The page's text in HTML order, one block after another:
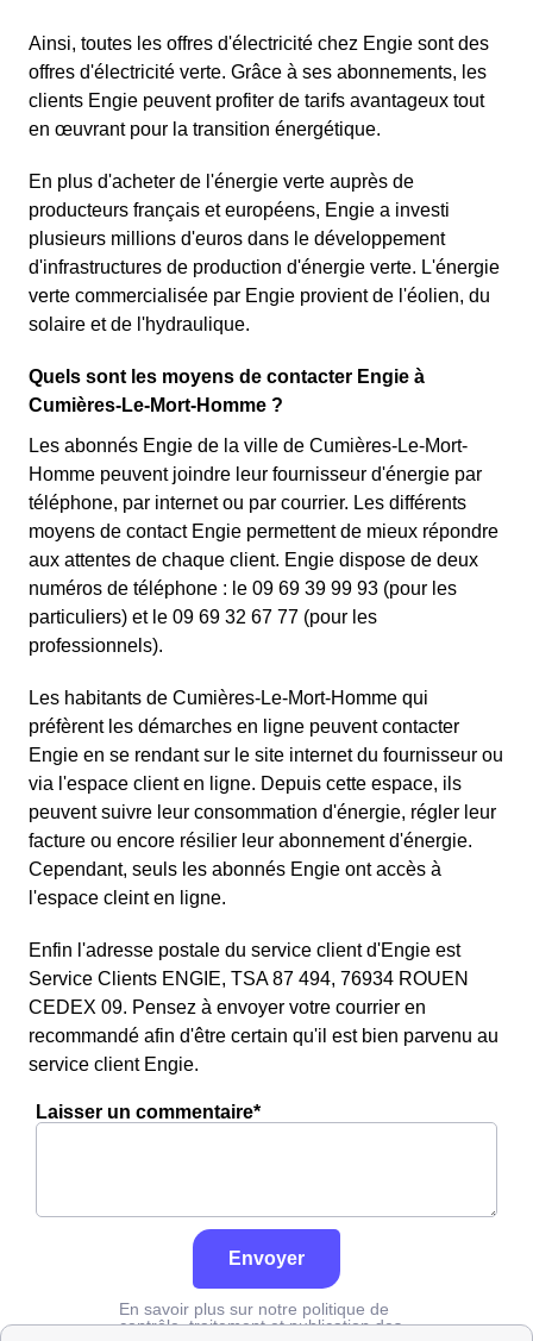
Ainsi, toutes les offres d'électricité chez Engie sont des
offres d'électricité verte. Grâce à ses abonnements, les
clients Engie peuvent profiter de tarifs avantageux tout
en œuvrant pour la transition énergétique.
En plus d'acheter de l'énergie verte auprès de
producteurs français et européens, Engie a investi
plusieurs millions d'euros dans le développement
d'infrastructures de production d'énergie verte. L'énergie
verte commercialisée par Engie provient de l'éolien, du
solaire et de l'hydraulique.
Quels sont les moyens de contacter Engie à
Cumières-Le-Mort-Homme ?
Les abonnés Engie de la ville de Cumières-Le-Mort-
Homme peuvent joindre leur fournisseur d'énergie par
téléphone, par internet ou par courrier. Les différents
moyens de contact Engie permettent de mieux répondre
aux attentes de chaque client. Engie dispose de deux
numéros de téléphone : le 09 69 39 99 93 (pour les
particuliers) et le 09 69 32 67 77 (pour les
professionnels).
Les habitants de Cumières-Le-Mort-Homme qui
préfèrent les démarches en ligne peuvent contacter
Engie en se rendant sur le site internet du fournisseur ou
via l'espace client en ligne. Depuis cette espace, ils
peuvent suivre leur consommation d'énergie, régler leur
facture ou encore résilier leur abonnement d'énergie.
Cependant, seuls les abonnés Engie ont accès à
l'espace cleint en ligne.
Enfin l'adresse postale du service client d'Engie est
Service Clients ENGIE, TSA 87 494, 76934 ROUEN
CEDEX 09. Pensez à envoyer votre courrier en
recommandé afin d'être certain qu'il est bien parvenu au
service client Engie.
Laisser un commentaire*
Envoyer
En savoir plus sur notre politique de
contrôle, traitement et publication des